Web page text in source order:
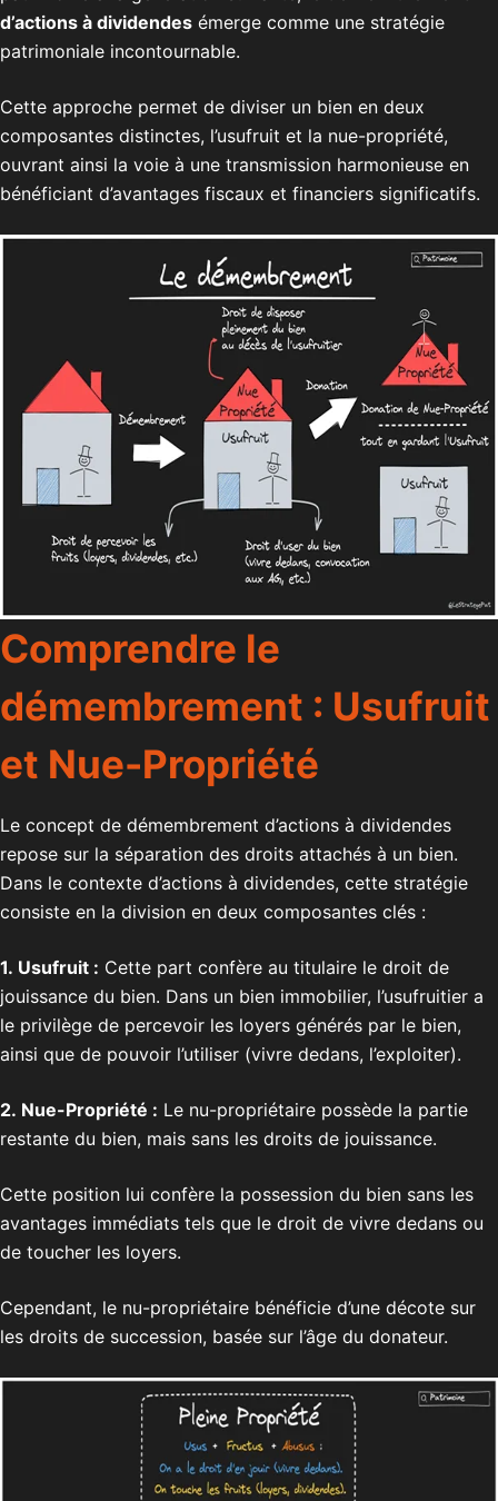
d’actions à dividendes émerge comme une stratégie
patrimoniale incontournable.
Cette approche permet de diviser un bien en deux
composantes distinctes, l’usufruit et la nue-propriété,
ouvrant ainsi la voie à une transmission harmonieuse en
bénéficiant d’avantages fiscaux et financiers significatifs.
Comprendre le
démembrement : Usufruit
et Nue-Propriété
Le concept de démembrement d’actions à dividendes
repose sur la séparation des droits attachés à un bien.
Dans le contexte d’actions à dividendes, cette stratégie
consiste en la division en deux composantes clés :
1. Usufruit : Cette part confère au titulaire le droit de
jouissance du bien. Dans un bien immobilier, l’usufruitier a
le privilège de percevoir les loyers générés par le bien,
ainsi que de pouvoir l’utiliser (vivre dedans, l’exploiter).
2. Nue-Propriété : Le nu-propriétaire possède la partie
restante du bien, mais sans les droits de jouissance.
Cette position lui confère la possession du bien sans les
avantages immédiats tels que le droit de vivre dedans ou
de toucher les loyers.
Cependant, le nu-propriétaire bénéficie d’une décote sur
les droits de succession, basée sur l’âge du donateur.